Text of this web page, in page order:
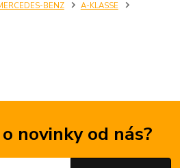
BENZ
A-KLASSE
novinky od nás?